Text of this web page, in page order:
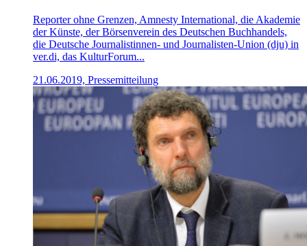
Reporter ohne Grenzen, Amnesty International, die Akademie
der Künste, der Börsenverein des Deutschen Buchhandels,
die Deutsche Journalistinnen- und Journalisten-Union (dju) in
ver.di, das KulturForum...
21.06.2019, Pressemitteilung